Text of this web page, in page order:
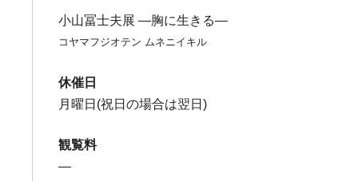
小山冨士夫展 ―胸に生きる―
コヤマフジオテン ムネニイキル
休催日
月曜日(祝日の場合は翌日)
観覧料
―